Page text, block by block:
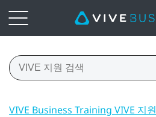
VIVE Business Training VIVE 지원